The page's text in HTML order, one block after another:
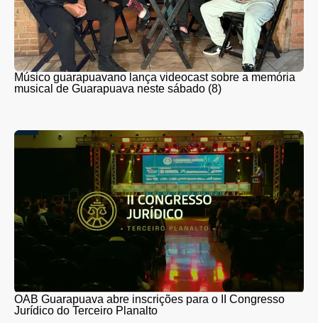
Músico guarapuavano lança videocast sobre a memória
musical de Guarapuava neste sábado (8)
OAB Guarapuava abre inscrições para o II Congresso
Jurídico do Terceiro Planalto